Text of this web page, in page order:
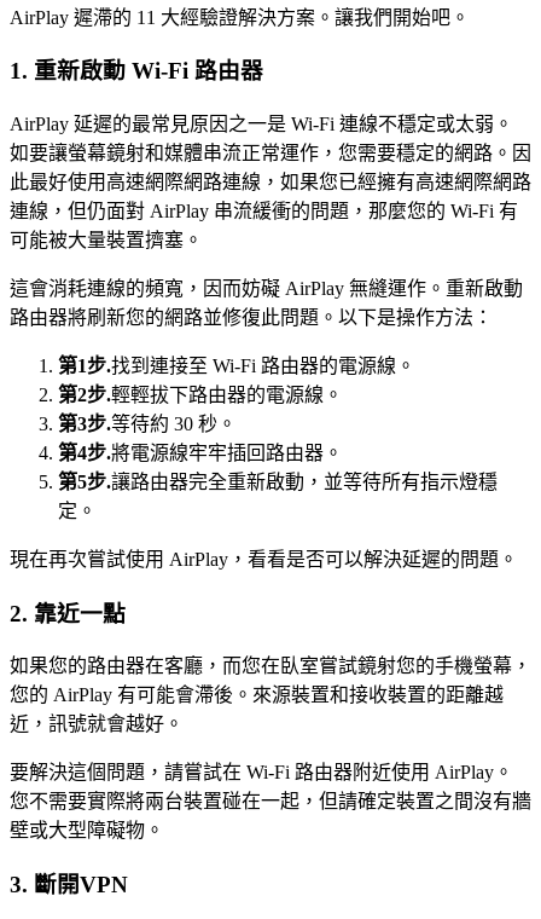
AirPlay 遲滯的 11 大經驗證解決方案。讓我們開始吧。
1. 重新啟動 Wi-Fi 路由器
AirPlay 延遲的最常見原因之一是 Wi-Fi 連線不穩定或太弱。
如要讓螢幕鏡射和媒體串流正常運作，您需要穩定的網路。因
此最好使用高速網際網路連線，如果您已經擁有高速網際網路
連線，但仍面對 AirPlay 串流緩衝的問題，那麼您的 Wi-Fi 有
可能被大量裝置擠塞。
這會消耗連線的頻寬，因而妨礙 AirPlay 無縫運作。重新啟動
路由器將刷新您的網路並修復此問題。以下是操作方法：
第1步.找到連接至 Wi-Fi 路由器的電源線。
第2步.輕輕拔下路由器的電源線。
第3步.等待約 30 秒。
第4步.將電源線牢牢插回路由器。
第5步.讓路由器完全重新啟動，並等待所有指示燈穩
定。
現在再次嘗試使用 AirPlay，看看是否可以解決延遲的問題。
2. 靠近一點
如果您的路由器在客廳，而您在臥室嘗試鏡射您的手機螢幕，
您的 AirPlay 有可能會滯後。來源裝置和接收裝置的距離越
近，訊號就會越好。
要解決這個問題，請嘗試在 Wi-Fi 路由器附近使用 AirPlay。
您不需要實際將兩台裝置碰在一起，但請確定裝置之間沒有牆
壁或大型障礙物。
3. 斷開VPN